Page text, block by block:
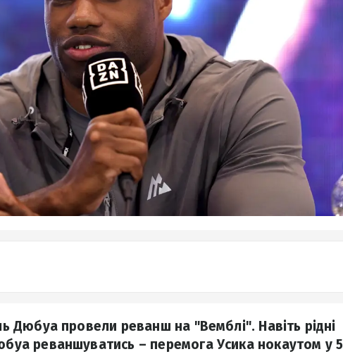
Дюбуа провели реванш на "Вемблі". Навіть рідні
реваншуватись – перемога Усика нокаутом у 5